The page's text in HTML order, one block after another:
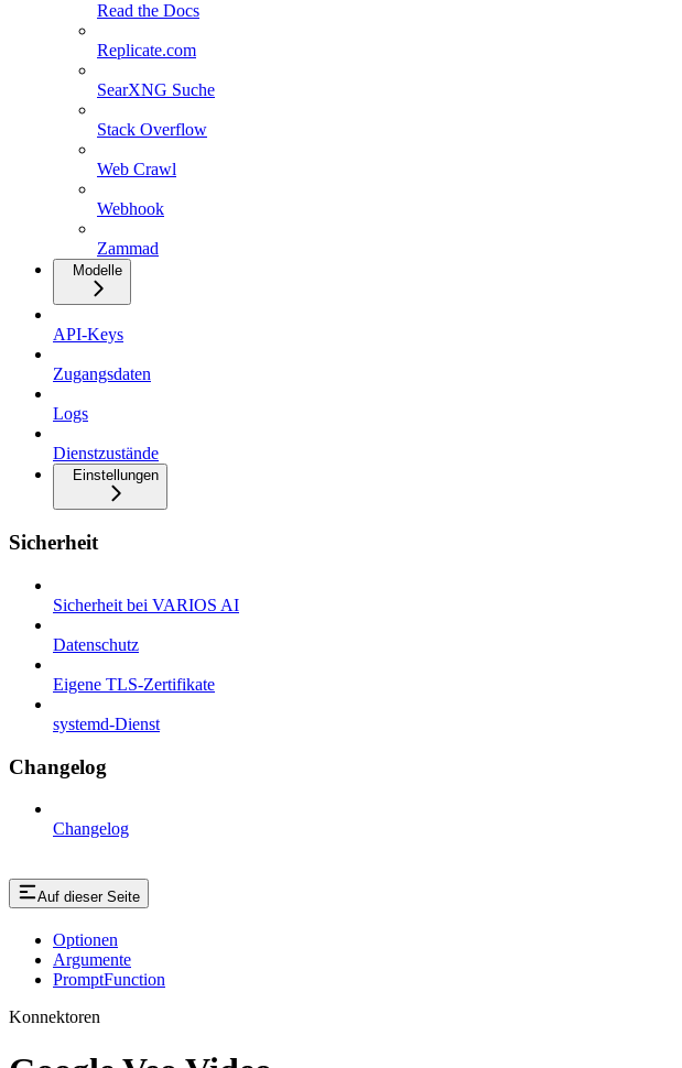
Read the Docs
Replicate.com
SearXNG Suche
Stack Overflow
Web Crawl
Webhook
Zammad
Modelle
API-Keys
Zugangsdaten
Logs
Dienstzustände
Einstellungen
Sicherheit
Sicherheit bei VARIOS AI
Datenschutz
Eigene TLS-Zertifikate
systemd-Dienst
Changelog
Changelog
Auf dieser Seite
Optionen
Argumente
PromptFunction
Konnektoren